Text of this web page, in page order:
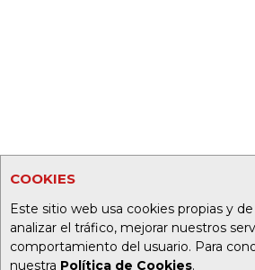
COOKIES
Este sitio web usa cookies propias y
analizar el tráfico, mejorar nuestros
comportamiento del usuario. Para
nuestra Política de Cookies.